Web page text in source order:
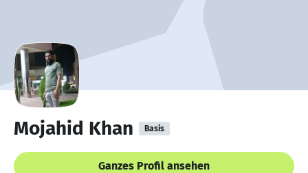
Mojahid Khan Basis
Ganzes Profil ansehen